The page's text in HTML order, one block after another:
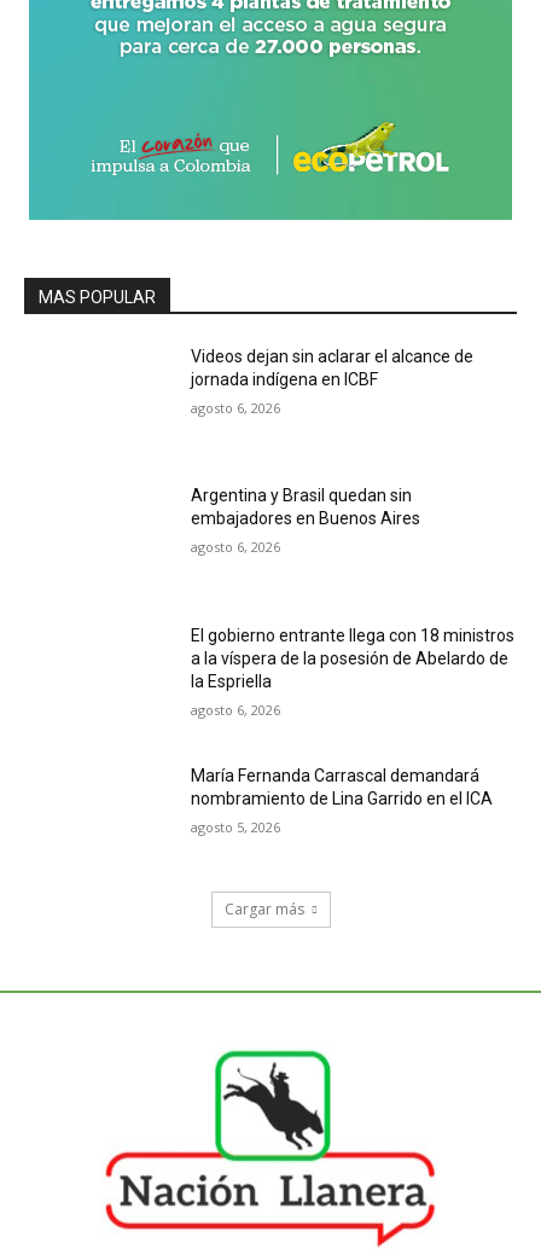
MAS POPULAR
Videos dejan sin aclarar el alcance de
jornada indígena en ICBF
agosto 6, 2026
Argentina y Brasil quedan sin
embajadores en Buenos Aires
agosto 6, 2026
El gobierno entrante llega con 18 ministros
a la víspera de la posesión de Abelardo de
la Espriella
agosto 6, 2026
María Fernanda Carrascal demandará
nombramiento de Lina Garrido en el ICA
agosto 5, 2026
Cargar más